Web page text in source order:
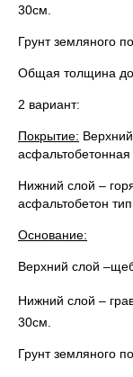
30см.
Грунт земляного
Общая толщина
2 вариант:
Покрытие:
Нижний слой –
асфальтобетон
Основание:
Верхний слой
Нижний слой –
30см.
Грунт земляного